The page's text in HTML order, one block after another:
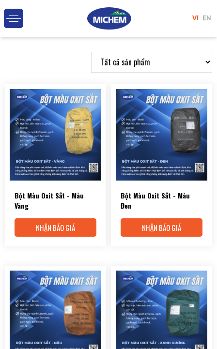
VI EN
Bột Màu Oxit Sắt - Màu
Vàng
NHẬN BÁO GIÁ
Bột Màu Oxit Sắt - Màu
Đen
NHẬN BÁO GIÁ